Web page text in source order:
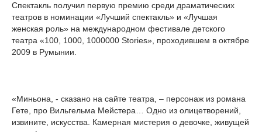
Спектакль получил первую премию среди драматических
театров в номинации «Лучший спектакль» и «Лучшая
женская роль» на международном фестивале детского
театра «100, 1000, 1000000 Stories», проходившем в октябре
2009 в Румынии.
«Миньона, - сказано на сайте театра, – персонаж из романа
Гете, про Вильгельма Мейстера… Одно из олицетворений,
извините, искусства. Камерная мистерия о девочке, живущей